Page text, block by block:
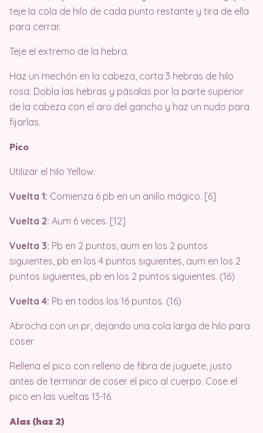
teje la cola de hilo de cada punto restante y tira de ella
para cerrar.
Teje el extremo de la hebra.
Haz un mechón en la cabeza, corta 3 hebras de hilo
rosa. Dobla las hebras y pásalas por la parte superior
de la cabeza con el aro del gancho y haz un nudo para
fijarlas.
Pico
Utilizar el hilo Yellow.
Vuelta 1: Comienza 6 pb en un anillo mágico. [6]
Vuelta 2: Aum 6 veces. [12]
Vuelta 3: Pb en 2 puntos, aum en los 2 puntos
siguientes, pb en los 4 puntos siguientes, aum en los 2
puntos siguientes, pb en los 2 puntos siguientes. (16)
Vuelta 4: Pb en todos los 16 puntos. (16)
Abrocha con un pr, dejando una cola larga de hilo para
coser.
Rellena el pico con relleno de fibra de juguete, justo
antes de terminar de coser el pico al cuerpo. Cose el
pico en las vueltas 13-16.
Alas (haz 2)